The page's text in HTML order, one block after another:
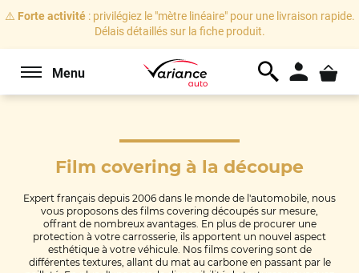
⚠️ Forte activité: privilégiez le "mètre linéaire" pour une livraison rapide.
Délais détaillés sur la fiche produit.
Menu
Film covering à la découpe
Expert français depuis 2006 dans le monde de l'automobile, nous
vous proposons des films covering découpés sur mesure,
offrant de nombreux avantages. En plus de procurer une
protection à votre carrosserie, ils apportent un nouvel aspect
esthétique à votre véhicule. Nos films covering sont de
différentes textures, allant du mat au carbone en passant par le